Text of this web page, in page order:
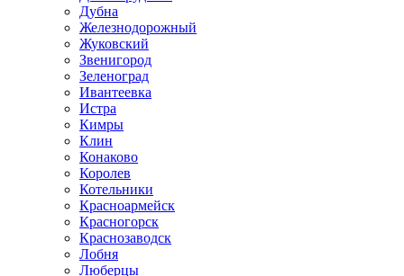
Дубна
Железнодорожный
Жуковский
Звенигород
Зеленоград
Ивантеевка
Истра
Кимры
Клин
Конаково
Королев
Котельники
Красноармейск
Красногорск
Краснозаводск
Лобня
Люберцы